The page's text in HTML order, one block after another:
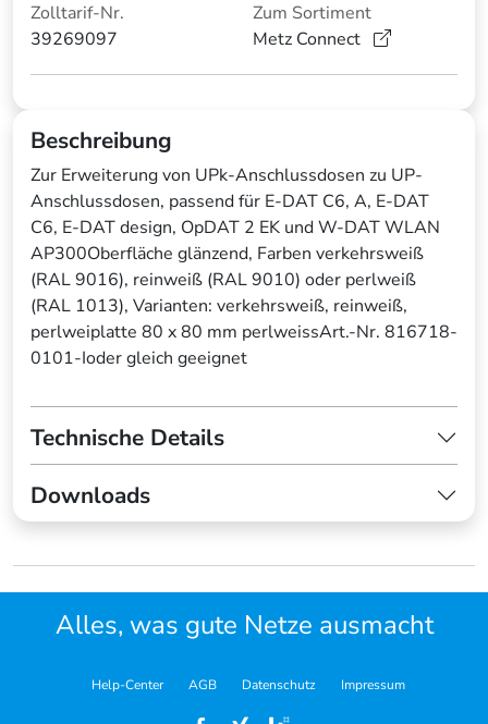
Zolltarif-Nr.
39269097
Zum Sortiment
Metz Connect
Beschreibung
Zur Erweiterung von UPk-Anschlussdosen zu UP-
Anschlussdosen, passend für E-DAT C6, A, E-DAT
C6, E-DAT design, OpDAT 2 EK und W-DAT WLAN
AP300Oberfläche glänzend, Farben verkehrsweiß
(RAL 9016), reinweiß (RAL 9010) oder perlweiß
(RAL 1013), Varianten: verkehrsweiß, reinweiß,
perlweiplatte 80 x 80 mm perlweissArt.-Nr. 816718-
0101-Ioder gleich geeignet
Technische Details
Downloads
Alles, was gute Netze ausmacht
Help-Center AGB Datenschutz Impressum